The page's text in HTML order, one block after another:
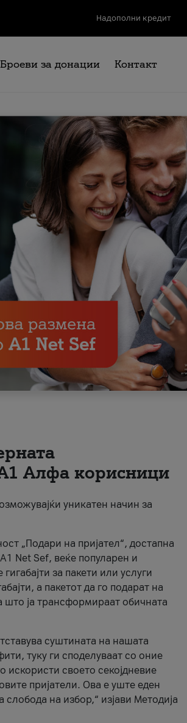
Надополни кредит
Броеви за донации Контакт
Алфа корисници
уникатен начин за
„Подари на пријател“, достапна
Net Sef, веќе популарен и
за пакети или услуги
а пакетот да го подарат на
што ја трансформираат обичната
суштината на нашата
туку ги споделуваат со оние
искористи своето секојдневие
пријатели. Ова е уште еден
на избор,“ изјави Методија